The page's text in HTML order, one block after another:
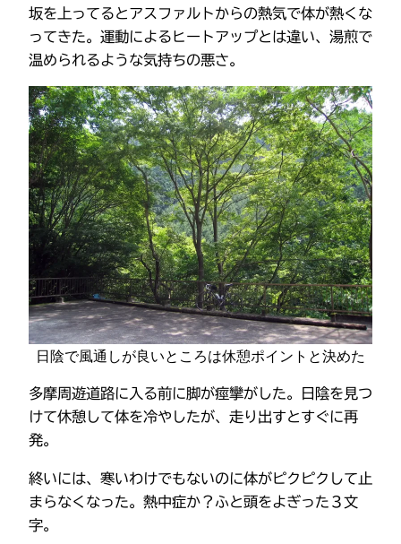
坂を上ってるとアスファルトからの熱気で体が熱くな
ってきた。運動によるヒートアップとは違い、湯煎で
温められるような気持ちの悪さ。
日陰で風通しが良いところは休憩ポイントと決めた
多摩周遊道路に入る前に脚が痙攣がした。日陰を見つ
けて休憩して体を冷やしたが、走り出すとすぐに再
発。
終いには、寒いわけでもないのに体がピクピクして止
まらなくなった。熱中症か？ふと頭をよぎった３文
字。